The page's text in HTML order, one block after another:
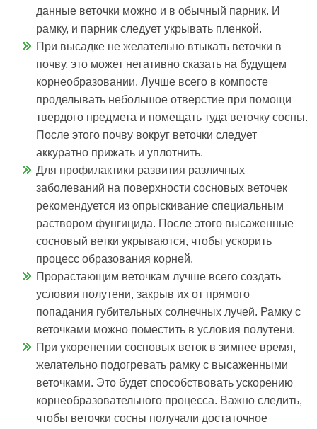
данные веточки можно и в обычный парник. И
рамку, и парник следует укрывать пленкой.
При высадке не желательно втыкать веточки в
почву, это может негативно сказать на будущем
корнеобразовании. Лучше всего в компосте
проделывать небольшое отверстие при помощи
твердого предмета и помещать туда веточку сосны.
После этого почву вокруг веточки следует
аккуратно прижать и уплотнить.
Для профилактики развития различных
заболеваний на поверхности сосновых веточек
рекомендуется из опрыскивание специальным
раствором фунгицида. После этого высаженные
сосновый ветки укрываются, чтобы ускорить
процесс образования корней.
Прорастающим веточкам лучше всего создать
условия полутени, закрыв их от прямого
попадания губительных солнечных лучей. Рамку с
веточками можно поместить в условия полутени.
При укоренении сосновых веток в зимнее время,
желательно подогревать рамку с высаженными
веточками. Это будет способствовать ускорению
корнеобразовательного процесса. Важно следить,
чтобы веточки сосны получали достаточное